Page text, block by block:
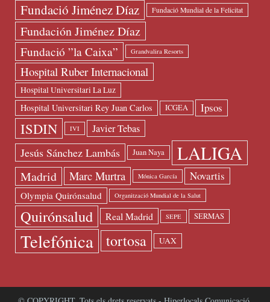
Fundació Jiménez Díaz Fundació Mundial de la Felicitat
Fundación Jiménez Díaz
Fundació ”la Caixa” Grandvalira Resorts
Hospital Ruber Internacional
Hospital Universitari La Luz
Hospital Universitari Rey Juan Carlos ICGEA Ipsos
ISDIN IVI Javier Tebas
Jesús Sánchez Lambás Juan Naya LALIGA
Madrid Marc Murtra Mónica García Novartis
Olympia Quirónsalud Organització Mundial de la Salut
Quirónsalud Real Madrid SEPE SERMAS
Telefónica tortosa UAX